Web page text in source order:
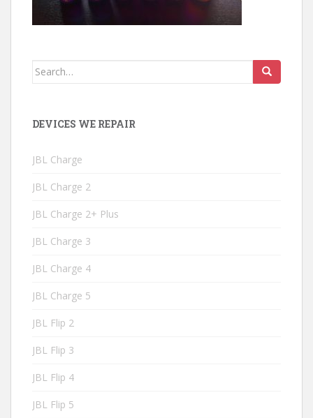
Search
DEVICES WE REPAIR
JBL Charge
JBL Charge 2
JBL Charge 2+ Plus
JBL Charge 3
JBL Charge 4
JBL Charge 5
JBL Flip 2
JBL Flip 3
JBL Flip 4
JBL Flip 5